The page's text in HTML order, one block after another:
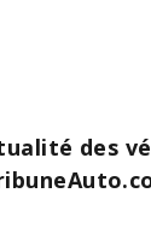
des